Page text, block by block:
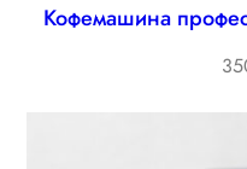
Кофемашина